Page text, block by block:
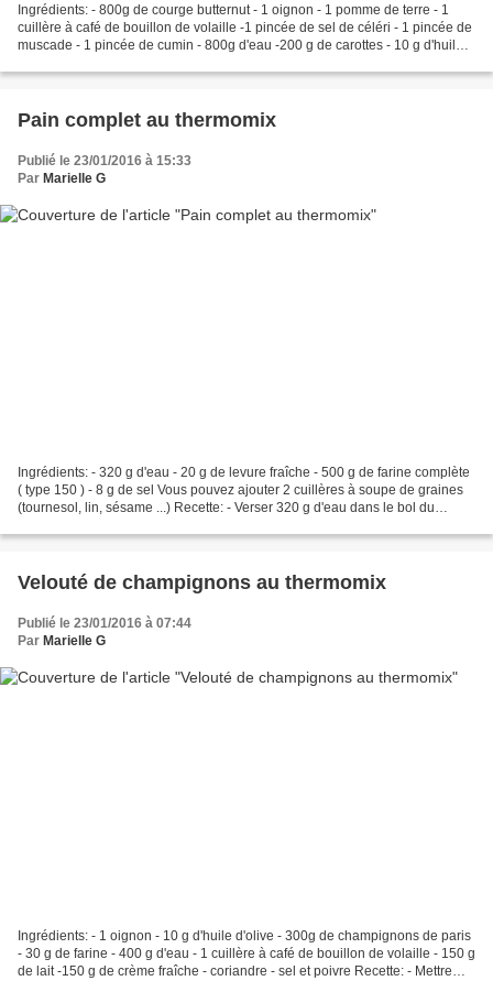
Ingrédients: - 800g de courge butternut - 1 oignon - 1 pomme de terre - 1
cuillère à café de bouillon de volaille -1 pincée de sel de céléri - 1 pincée de
muscade - 1 pincée de cumin - 800g d'eau -200 g de carottes - 10 g d'huile
Pain complet au thermomix
Publié le 23/01/2016 à 15:33
Par Marielle G
Ingrédients: - 320 g d'eau - 20 g de levure fraîche - 500 g de farine complète
( type 150 ) - 8 g de sel Vous pouvez ajouter 2 cuillères à soupe de graines
(tournesol, lin, sésame ...) Recette: - Verser 320 g d'eau dans le bol du
Velouté de champignons au thermomix
Publié le 23/01/2016 à 07:44
Par Marielle G
Ingrédients: - 1 oignon - 10 g d'huile d'olive - 300g de champignons de paris
- 30 g de farine - 400 g d'eau - 1 cuillère à café de bouillon de volaille - 150 g
de lait -150 g de crème fraîche - coriandre - sel et poivre Recette: - Mettre